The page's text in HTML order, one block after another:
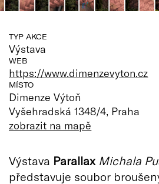
TYP AKCE
Výstava
WEB
https://www.dimenzevyton.cz
MÍSTO
Dimenze Výtoň
Vyšehradská 1348/4, Praha
zobrazit na mapě
Výstava Parallax Michala
představuje soubor